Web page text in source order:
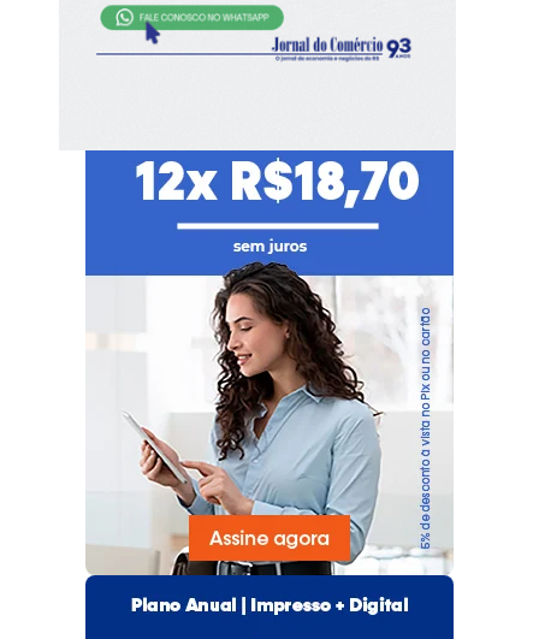
seu plano agora!
Já é nosso assinante?Faça login